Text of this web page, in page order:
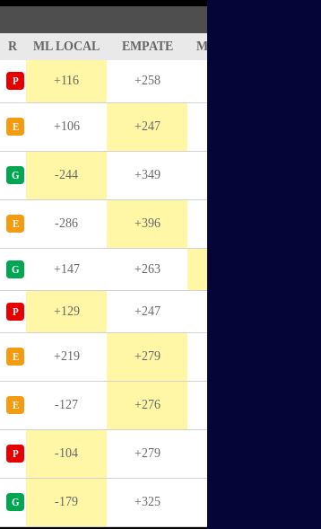
R ML LOCAL EMPATE ML VISITA
P +116 +258
E +106 +247
G -244 +349
E -286 +396
G +147 +263
P +129 +247
E +219 +279
E -127 +276
P -104 +279
G -179 +325